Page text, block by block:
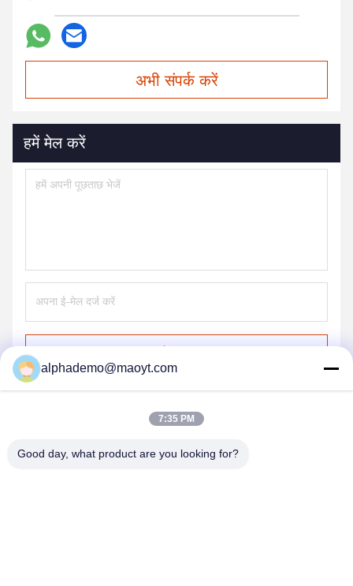
अभी संपर्क करें
हमें मेल करें
alphademo@maoyt.com
7:35 PM
Good day, what product are you looking for?